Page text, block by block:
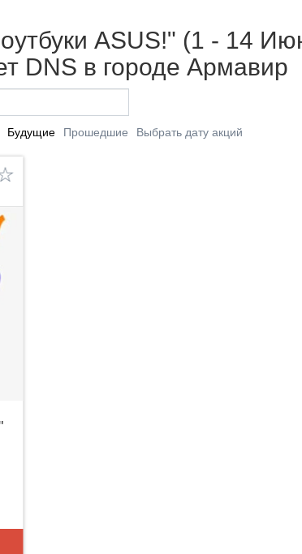
ASUS!" (1 - 14
DNS в городе Армавир
Будущие Прошедшие Выбрать дату акций